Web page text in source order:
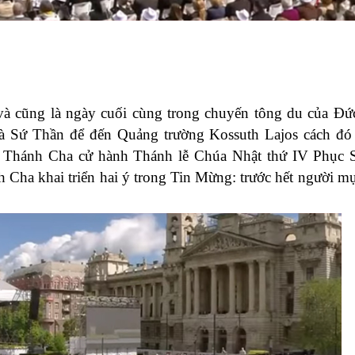
cũng là ngày cuối cùng trong chuyến tông du của
Thần để đến Quảng trường Kossuth Lajos cách
Cha cử hành Thánh lễ Chúa Nhật thứ IV Phục
Cha khai triển hai ý trong Tin Mừng: trước hết người